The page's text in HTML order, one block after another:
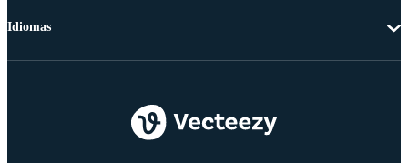
Idiomas